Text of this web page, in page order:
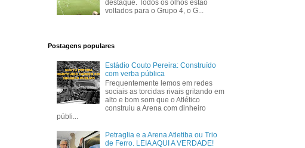
destaque. Todos os olhos estão
voltados para o Grupo 4, o G...
Postagens populares
Estádio Couto Pereira: Construído
com verba pública
Frequentemente lemos em redes
sociais as torcidas rivais gritando em
alto e bom som que o Atlético
construiu a Arena com dinheiro
públi...
Petraglia e a Arena Atletiba ou Trio
de Ferro. LEIA AQUI A VERDADE!